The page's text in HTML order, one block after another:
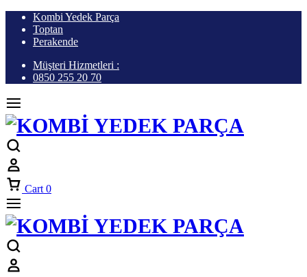
Kombi Yedek Parça
Toptan
Perakende
Müşteri Hizmetleri :
0850 255 20 70
Cart 0